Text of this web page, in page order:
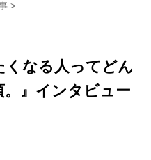
>
くなる人ってどん
』インタビュー